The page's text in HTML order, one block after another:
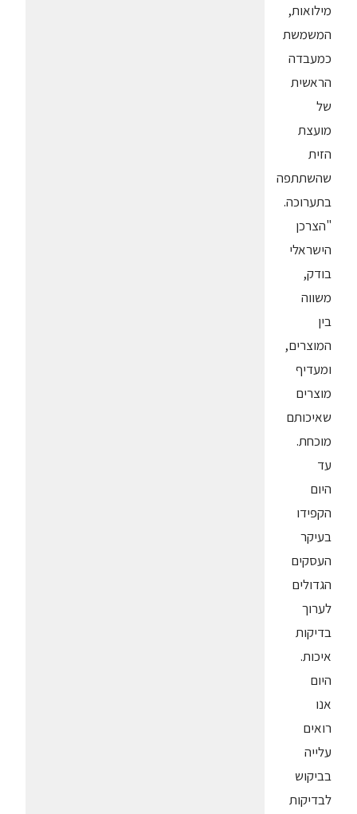
מילואות,
המשמשת
כמעבדה
הראשית
של
מועצת
הזית
שהשתתפה
בתערוכה.
"הצרכן
הישראלי
בודק,
משווה
בין
המוצרים,
ומעדיף
מוצרים
שאיכותם
מוכחת.
עד
היום
הקפידו
בעיקר
העסקים
הגדולים
לערוך
בדיקות
איכות.
היום
אנו
רואים
עלייה
בביקוש
לבדיקות